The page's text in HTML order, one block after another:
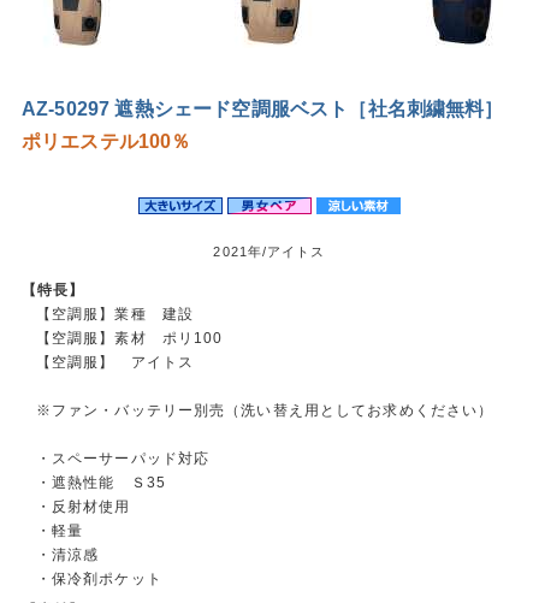
AZ-50297 遮熱シェード空調服ベスト［社名刺繍無料］
ポリエステル100％
2021年/アイトス
【特長】
【空調服】業種 建設
【空調服】素材 ポリ100
【空調服】 アイトス
※ファン・バッテリー別売（洗い替え用としてお求めください）
・スペーサーパッド対応
・遮熱性能 Ｓ35
・反射材使用
・軽量
・清涼感
・保冷剤ポケット